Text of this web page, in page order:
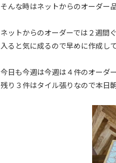
そんな時はネットからのオーダー
ネットからのオーダーでは２週間
入ると気に成るので早めに作成し
今日も今週は今週は４件のオーダ
残り３件はタイル張りなので本日